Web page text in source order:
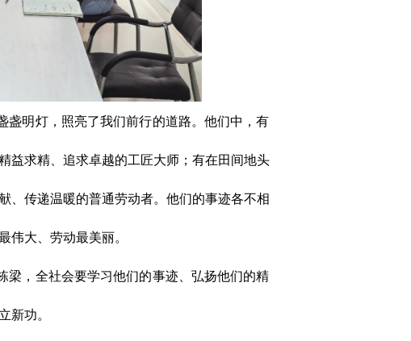
盏明灯，照亮了我们前行的道路。他们中，有
益求精、追求卓越的工匠大师；有在田间地头
、传递温暖的普通劳动者。他们的事迹各不相
伟大、劳动最美丽。
梁，全社会要学习他们的事迹、弘扬他们的精
新功。